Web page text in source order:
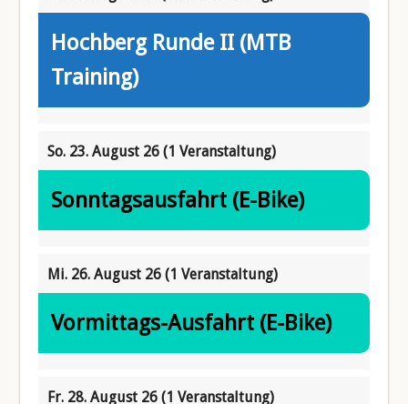
Hochberg Runde II (MTB
Training)
So. 23. August 26(1 Veranstaltung)
Sonntagsausfahrt (E-Bike)
Mi. 26. August 26(1 Veranstaltung)
Vormittags-Ausfahrt (E-Bike)
Fr. 28. August 26(1 Veranstaltung)